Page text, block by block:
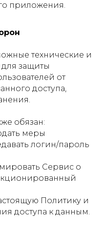
приложения.
технические и
защиты
от
доступа,
обязан:
меры
логин/пароль
Сервис о
Политику и
доступа к данным.